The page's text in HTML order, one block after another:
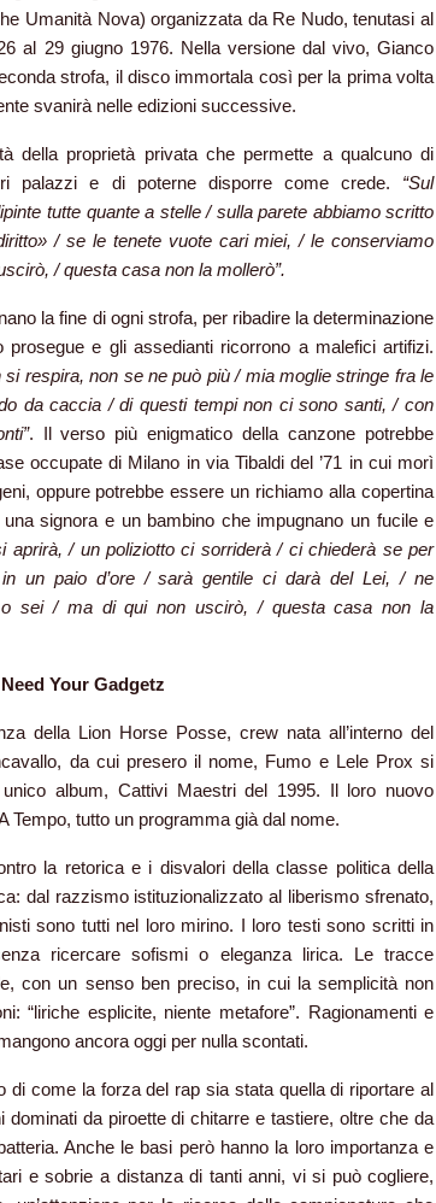
Umanità Nova) organizzata da Re Nudo, tenutasi al
al 29 giugno 1976. Nella versione dal vivo, Gianco
strofa, il disco immortala così per la prima volta
svanirà nelle edizioni successive.
della proprietà privata che permette a qualcuno di
palazzi e di poterne disporre come crede. “Sul
tutte quante a stelle / sulla parete abbiamo scritto
/ se le tenete vuote cari miei, / le conserviamo
/ questa casa non la mollerò”.
la fine di ogni strofa, per ribadire la determinazione
prosegue e gli assedianti ricorrono a malefici artifizi.
si respira, non se ne può più / mia moglie stringe fra le
da caccia / di questi tempi non ci sono santi, / con
. Il verso più enigmatico della canzone potrebbe
occupate di Milano in via Tibaldi del ’71 in cui morì
oppure potrebbe essere un richiamo alla copertina
signora e un bambino che impugnano un fucile e
aprirà, / un poliziotto ci sorriderà / ci chiederà se per
un paio d’ore / sarà gentile ci darà del Lei, / ne
o sei / ma di qui non uscirò, / questa casa non la
Your Gadgetz
della Lion Horse Posse, crew nata all’interno del
da cui presero il nome, Fumo e Lele Prox si
album, Cattivi Maestri del 1995. Il loro nuovo
Tempo, tutto un programma già dal nome.
la retorica e i disvalori della classe politica della
dal razzismo istituzionalizzato al liberismo sfrenato,
sono tutti nel loro mirino. I loro testi sono scritti in
ricercare sofismi o eleganza lirica. Le tracce
con un senso ben preciso, in cui la semplicità non
“liriche esplicite, niente metafore”. Ragionamenti e
ancora oggi per nulla scontati.
di come la forza del rap sia stata quella di riportare al
dominati da piroette di chitarre e tastiere, oltre che da
Anche le basi però hanno la loro importanza e
e sobrie a distanza di tanti anni, vi si può cogliere,